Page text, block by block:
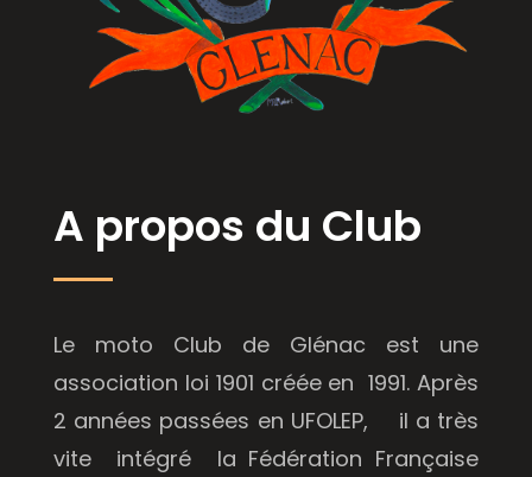
A propos du Club
Le moto Club de Glénac est une
association loi 1901 créée en 1991. Après
2 années passées en UFOLEP, il a très
vite intégré la Fédération Française